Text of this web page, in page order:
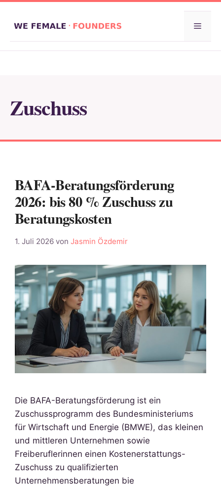
Menü
Zuschuss
BAFA-Beratungsförderung
2026: bis 80 % Zuschuss zu
Beratungskosten
1. Juli 2026 von Jasmin Özdemir
Die BAFA-Beratungsförderung ist ein
Zuschussprogramm des Bundesministeriums
für Wirtschaft und Energie (BMWE), das kleinen
und mittleren Unternehmen sowie
Freiberuflerinnen einen Kostenerstattungs-
Zuschuss zu qualifizierten
Unternehmensberatungen bie